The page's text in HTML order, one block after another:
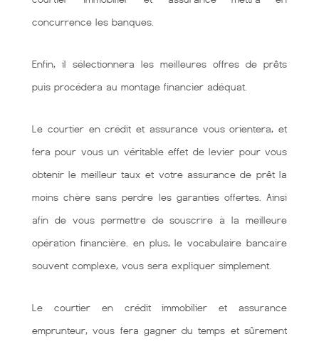
concurrence les banques.
Enfin, il sélectionnera les meilleures offres de prêts
puis procédera au montage financier adéquat.
Le courtier en crédit et assurance vous orientera, et
fera pour vous un véritable effet de levier pour vous
obtenir le meilleur taux et votre assurance de prêt la
moins chère sans perdre les garanties offertes. Ainsi
afin de vous permettre de souscrire à la meilleure
opération financière. en plus, le vocabulaire bancaire
souvent complexe, vous sera expliquer simplement.
Le courtier en crédit immobilier et assurance
emprunteur, vous fera gagner du temps et sûrement